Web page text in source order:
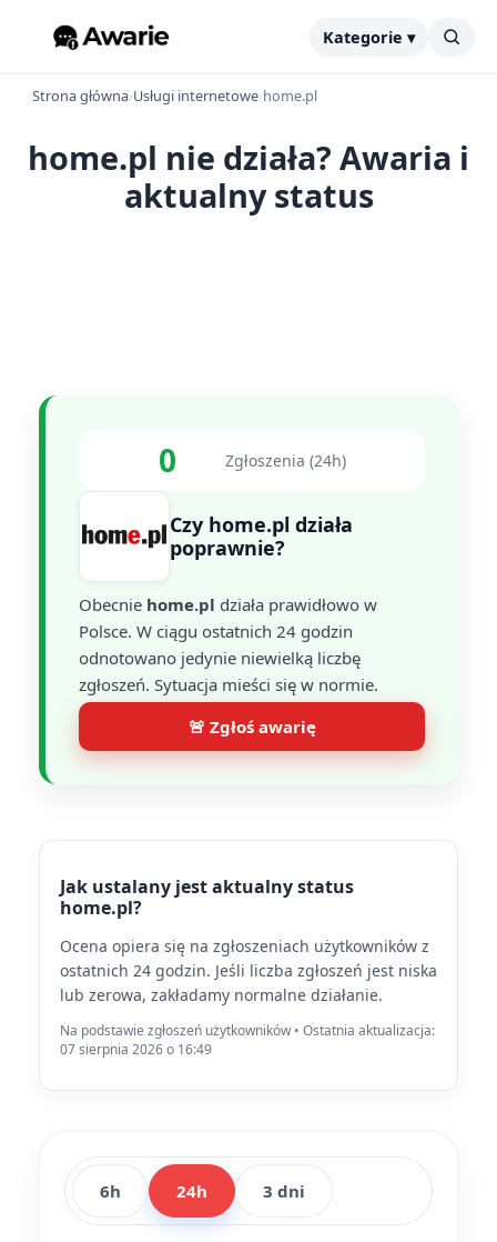
Kategorie ▾
Strona główna›Usługi internetowe›home.pl
home.pl nie działa? Awaria i
aktualny status
0 Zgłoszenia (24h)
Czy home.pl działa
poprawnie?
Obecnie home.pl działa prawidłowo w
Polsce. W ciągu ostatnich 24 godzin
odnotowano jedynie niewielką liczbę
zgłoszeń. Sytuacja mieści się w normie.
🚨 Zgłoś awarię
Jak ustalany jest aktualny status
home.pl?
Ocena opiera się na zgłoszeniach użytkowników z
ostatnich 24 godzin. Jeśli liczba zgłoszeń jest niska
lub zerowa, zakładamy normalne działanie.
Na podstawie zgłoszeń użytkowników • Ostatnia aktualizacja:
07 sierpnia 2026 o 16:49
6h 24h 3 dni